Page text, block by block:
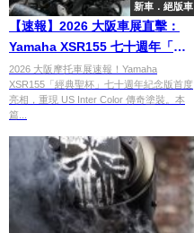
新車．絕版車
【速報】2026 大阪車展直擊：
Yamaha XSR155 七十週年「經
典聖杯」首發，MotoGP V4 新機
核心解析
2026 大阪摩托車展速報！Yamaha
XSR155「經典聖杯」七十週年紀念版首度
亮相，重現 US Inter Color 傳奇塗裝。本
篇...